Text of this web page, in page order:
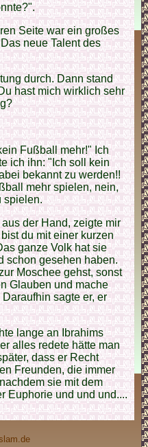
Seite war ein großes
neue Talent des
durch. Dann stand
hast mich wirklich sehr
Fußball mehr!" Ich
ich ihn: "Ich soll kein
bekannt zu werden!!
mehr spielen, nein,
spielen.
der Hand, zeigte mir
du mit einer kurzen
ganze Volk hat sie
schon gesehen haben.
Moschee gehst, sonst
Glauben und mache
sagte er, er
lange an Ibrahims
alles redete hätte man
dass er Recht
Freunden, die immer
sie mit dem
Euphorie und und und....